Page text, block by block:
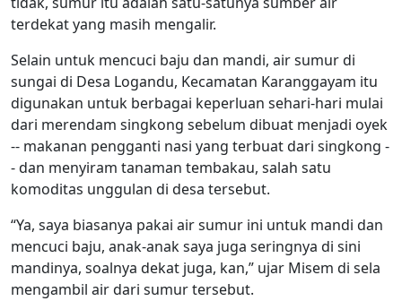
terdekat yang masih mengalir.
Selain untuk mencuci baju dan mandi, air sumur di
sungai di Desa Logandu, Kecamatan Karanggayam itu
digunakan untuk berbagai keperluan sehari-hari mulai
dari merendam singkong sebelum dibuat menjadi oyek
-- makanan pengganti nasi yang terbuat dari singkong -
- dan menyiram tanaman tembakau, salah satu
komoditas unggulan di desa tersebut.
“Ya, saya biasanya pakai air sumur ini untuk mandi dan
mencuci baju, anak-anak saya juga seringnya di sini
mandinya, soalnya dekat juga, kan,” ujar Misem di sela
mengambil air dari sumur tersebut.